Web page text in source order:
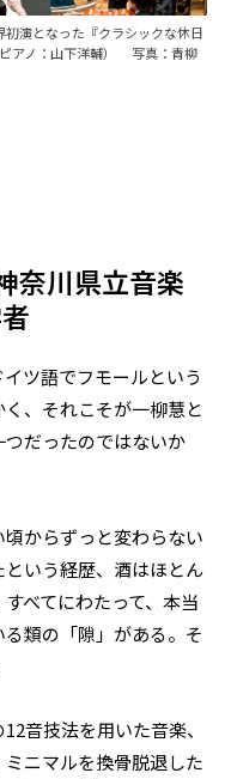
演となった『クラシックな休日
アノ：山下洋輔） 写真：青柳
奈川県立音楽
ツ語でフモールという
、それこそが一柳慧と
だったのではないか
からずっと変わらない
いう経歴、酒はほとん
べてにわたって、本当
類の「隙」がある。そ
音技法を用いた音楽、
ニマルを換骨脱退した